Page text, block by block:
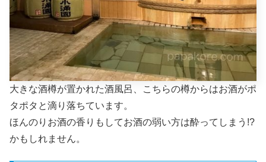
大きな酒樽が置かれた酒風呂、こちらの樽からはお酒がポ
タポタと滴り落ちています。
ほんのりお酒の香りもしてお酒の弱い方は酔ってしまう!?
かもしれません。